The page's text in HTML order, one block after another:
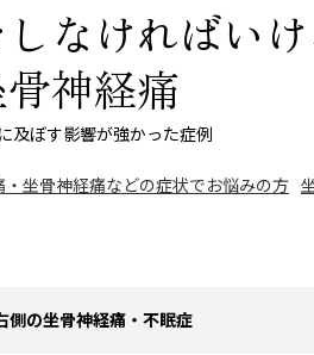
なければい
神経痛
及ぼす影響が強かった症例
・坐骨神経痛などの症状でお悩みの方
側の坐骨神経痛・不眠症